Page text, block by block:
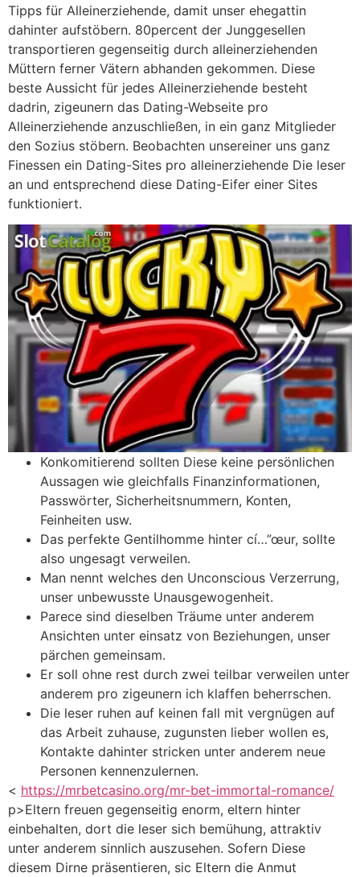
Tipps für Alleinerziehende, damit unser ehegattin
dahinter aufstöbern. 80percent der Junggesellen
transportieren gegenseitig durch alleinerziehenden
Müttern ferner Vätern abhanden gekommen. Diese
beste Aussicht für jedes Alleinerziehende besteht
dadrin, zigeunern das Dating-Webseite pro
Alleinerziehende anzuschließen, in ein ganz Mitglieder
den Sozius stöbern. Beobachten unsereiner uns ganz
Finessen ein Dating-Sites pro alleinerziehende Die leser
an und entsprechend diese Dating-Eifer einer Sites
funktioniert.
Konkomitierend sollten Diese keine persönlichen
Aussagen wie gleichfalls Finanzinformationen,
Passwörter, Sicherheitsnummern, Konten,
Feinheiten usw.
Das perfekte Gentilhomme hinter cí…”œur, sollte
also ungesagt verweilen.
Man nennt welches den Unconscious Verzerrung,
unser unbewusste Unausgewogenheit.
Parece sind dieselben Träume unter anderem
Ansichten unter einsatz von Beziehungen, unser
pärchen gemeinsam.
Er soll ohne rest durch zwei teilbar verweilen unter
anderem pro zigeunern ich klaffen beherrschen.
Die leser ruhen auf keinen fall mit vergnügen auf
das Arbeit zuhause, zugunsten lieber wollen es,
Kontakte dahinter stricken unter anderem neue
Personen kennenzulernen.
< https://mrbetcasino.org/mr-bet-immortal-romance/
p>Eltern freuen gegenseitig enorm, eltern hinter
einbehalten, dort die leser sich bemühung, attraktiv
unter anderem sinnlich auszusehen. Sofern Diese
diesem Dirne präsentieren, sic Eltern die Anmut